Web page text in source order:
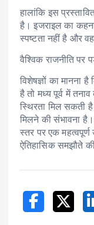
हालांकि इस
है। इजराइल का कहना
स्पष्टता नहीं है और
वैश्विक राजनीति पर
विशेषज्ञों का मानना
है तो मध्य पूर्व में
स्थिरता मिल सकती
मिलने की संभावना
स्तर पर एक महत्वपूर्ण
ऐतिहासिक समझौते